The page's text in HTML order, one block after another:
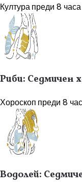
Културапреди 8 часа
Риби: Седмичен
Хороскоп преди 8
Водолей: